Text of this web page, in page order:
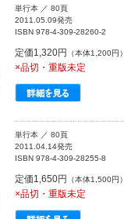
単行本 ／ 80頁
2011.05.09発売
ISBN 978-4-309-28260-2
定価1,320円 （本体1,200円）
×品切・重版未定
単行本 ／ 80頁
2011.04.14発売
ISBN 978-4-309-28255-8
定価1,650円 （本体1,500円）
×品切・重版未定